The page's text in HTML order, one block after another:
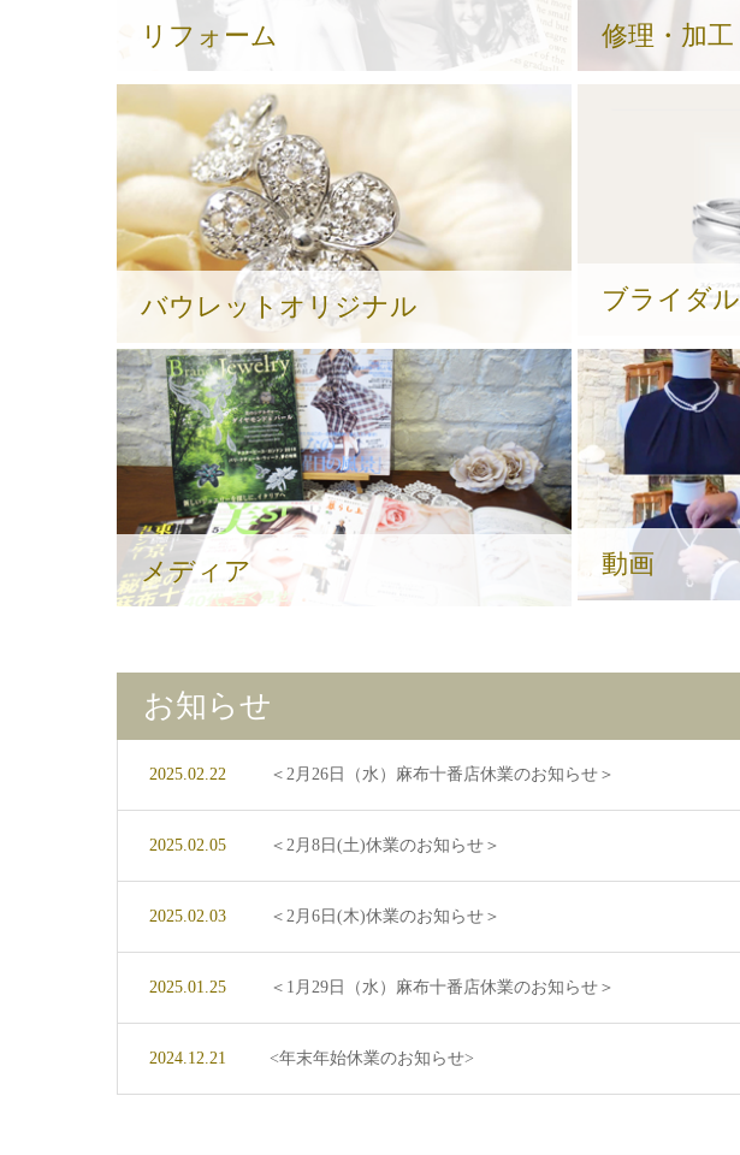
リフォーム 修理・加工
バウレットオリジナル ブライダル
メディア 動画
お知らせ
2025.02.22 ＜2月26日（水）麻布十番店休業のお知らせ＞
2025.02.05 ＜2月8日(土)休業のお知らせ＞
2025.02.03 ＜2月6日(木)休業のお知らせ＞
2025.01.25 ＜1月29日（水）麻布十番店休業のお知らせ＞
2024.12.21 <年末年始休業のお知らせ>